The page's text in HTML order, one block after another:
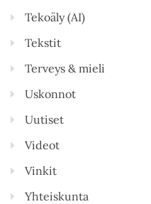
Tekoäly (AI)
Tekstit
Terveys & mieli
Uskonnot
Uutiset
Videot
Vinkit
Yhteiskunta